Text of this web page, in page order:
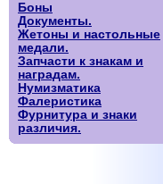
Боны
Документы.
Жетоны и настольные
медали.
Запчасти к знакам и
наградам.
Нумизматика
Фалеристика
Фурнитура и знаки
различия.